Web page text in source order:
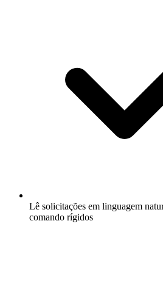
Lê solicitações em linguagem
comando rígidos